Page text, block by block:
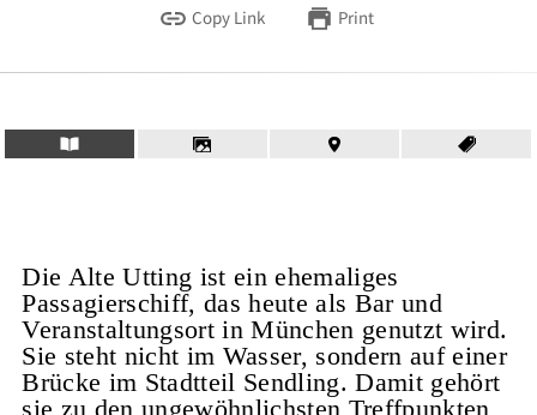
Copy Link Print
Die Alte Utting ist ein ehemaliges
Passagierschiff, das heute als Bar und
Veranstaltungsort in München genutzt wird.
Sie steht nicht im Wasser, sondern auf einer
Brücke im Stadtteil Sendling. Damit gehört
sie zu den ungewöhnlichsten Treffpunkten